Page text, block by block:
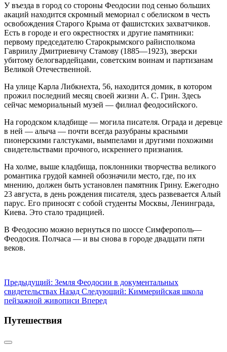
У въезда в город со стороны Феодосии под сенью больших
акаций находится скромный мемориал с обелиском в честь
освобождения Старого Крыма от фашистских захватчиков.
Есть в городе и его окрестностях и другие памятники:
первому председателю Старокрымского райисполкома
Гавриилу Дмитриевичу Стамову (1885—1923), зверски
убитому белогвардейцами, советским воинам и партизанам
Великой Отечественной.
На улице Карла Либкнехта, 56, находится домик, в котором
прожил последний месяц своей жизни А. С. Грин. Здесь
сейчас мемориальный музей — филиал феодосийского.
На городском кладбище — могила писателя. Ограда и деревце
в ней — алыча — почти всегда разубраны красными
пионерскими галстуками, вымпелами и другими похожими
свидетельствами прочного, искреннего признания.
На холме, выше кладбища, поклонники творчества великого
романтика грудой камней обозначили место, где, по их
мнению, должен быть установлен памятник Грину. Ежегодно
23 августа, в день рождения писателя, здесь развевается Алый
парус. Его приносят с собой студенты Москвы, Ленинграда,
Киева. Это стало традицией.
В Феодосию можно вернуться по шоссе Симферополь—
Феодосия. Полчаса — и вы снова в городе двадцати пяти
веков.
Предыдущий: Земля Феодосии в документальных
свидетельствах Назад Следующий: Киммерийская школа
пейзажной живописи Вперед
Путешествия